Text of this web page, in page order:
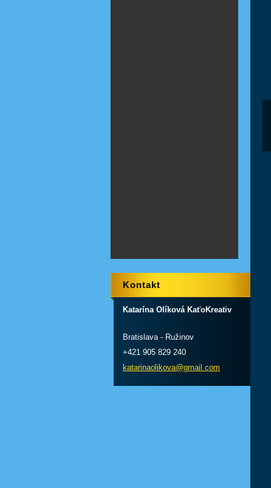
Kontakt
Katarína Olíková KaťoKreativ
Bratislava - Ružinov
+421 905 829 240
katarinaolikova@gmail.com